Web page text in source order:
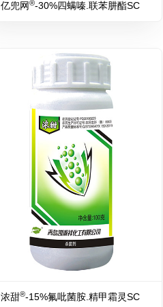
亿兜网®-30%四螨嗪.联苯肼酯SC
浓甜®-15%氟吡菌胺.精甲霜灵SC